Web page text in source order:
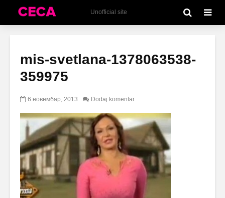
Unofficial site
mis-svetlana-1378063538-
359975
6 новембар, 2013 Dodaj komentar